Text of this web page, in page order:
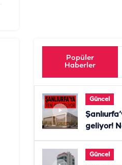
Popüler
Haberler
Güncel
geliyor!
Güncel